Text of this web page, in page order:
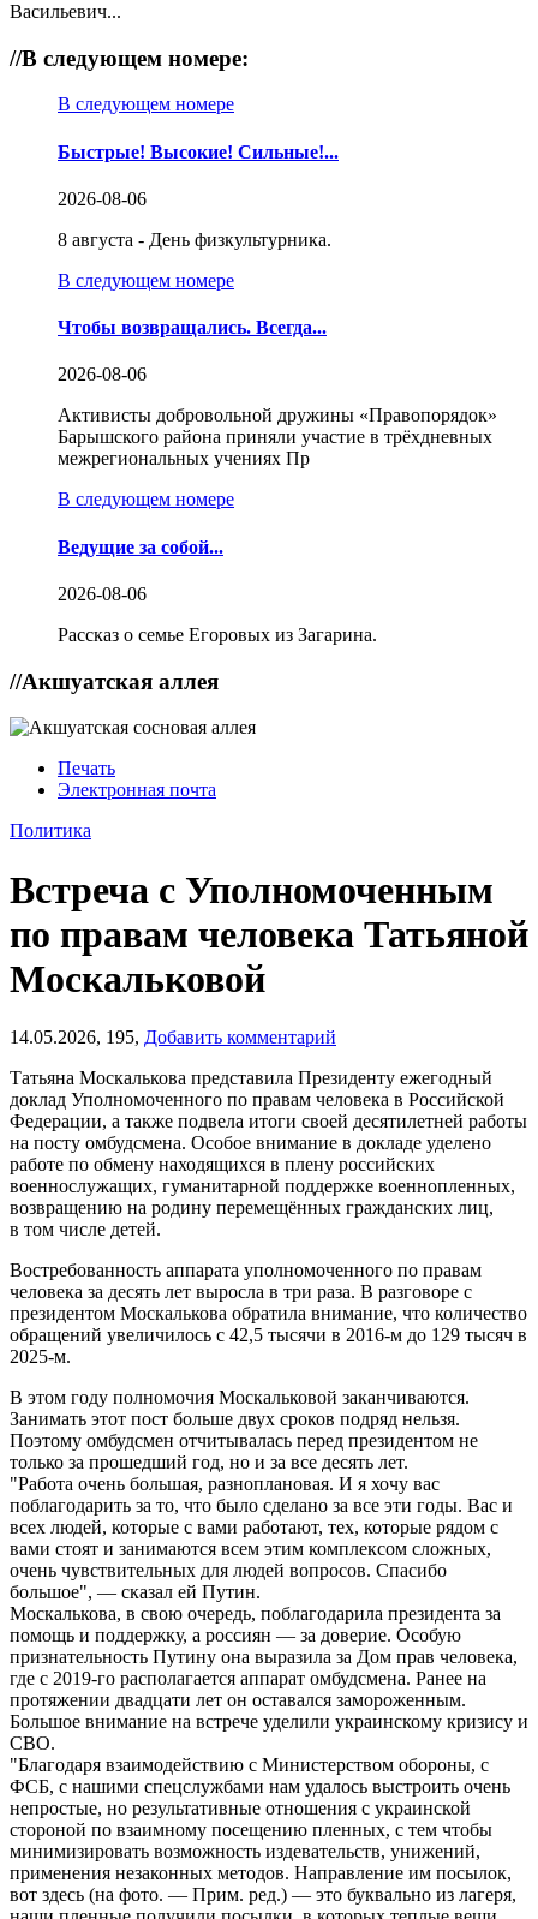
Васильевич...
//В следующем номере:
В следующем номере
Быстрые! Высокие! Сильные!...
2026-08-06
8 августа - День физкультурника.
В следующем номере
Чтобы возвращались. Всегда...
2026-08-06
Активисты добровольной дружины «Правопорядок»
Барышского района приняли участие в трёхдневных
межрегиональных учениях Пр
В следующем номере
Ведущие за собой...
2026-08-06
Рассказ о семье Егоровых из Загарина.
//Акшуатская аллея
Печать
Электронная почта
Политика
Встреча с Уполномоченным
по правам человека Татьяной
Москальковой
14.05.2026, 195, Добавить комментарий
Татьяна Москалькова представила Президенту ежегодный
доклад Уполномоченного по правам человека в Российской
Федерации, а также подвела итоги своей десятилетней работы
на посту омбудсмена. Особое внимание в докладе уделено
работе по обмену находящихся в плену российских
военнослужащих, гуманитарной поддержке военнопленных,
возвращению на родину перемещённых гражданских лиц,
в том числе детей.
Востребованность аппарата уполномоченного по правам
человека за десять лет выросла в три раза. В разговоре с
президентом Москалькова обратила внимание, что количество
обращений увеличилось с 42,5 тысячи в 2016-м до 129 тысяч в
2025-м.
В этом году полномочия Москальковой заканчиваются.
Занимать этот пост больше двух сроков подряд нельзя.
Поэтому омбудсмен отчитывалась перед президентом не
только за прошедший год, но и за все десять лет.
"Работа очень большая, разноплановая. И я хочу вас
поблагодарить за то, что было сделано за все эти годы. Вас и
всех людей, которые с вами работают, тех, которые рядом с
вами стоят и занимаются всем этим комплексом сложных,
очень чувствительных для людей вопросов. Спасибо
большое", — сказал ей Путин.
Москалькова, в свою очередь, поблагодарила президента за
помощь и поддержку, а россиян — за доверие. Особую
признательность Путину она выразила за Дом прав человека,
где с 2019-го располагается аппарат омбудсмена. Ранее на
протяжении двадцати лет он оставался замороженным.
Большое внимание на встрече уделили украинскому кризису и
СВО.
"Благодаря взаимодействию с Министерством обороны, с
ФСБ, с нашими спецслужбами нам удалось выстроить очень
непростые, но результативные отношения с украинской
стороной по взаимному посещению пленных, с тем чтобы
минимизировать возможность издевательств, унижений,
применения незаконных методов. Направление им посылок,
вот здесь (на фото. — Прим. ред.) — это буквально из лагеря,